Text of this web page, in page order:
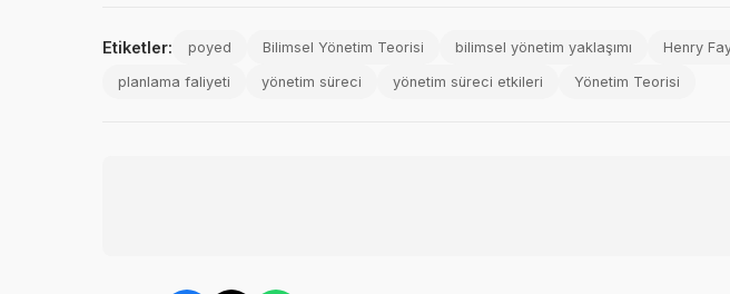
Etiketler: poyed Bilimsel Yönetim Teorisi bilimsel yönetim yaklaşımı Henry
planlama faliyeti yönetim süreci yönetim süreci etkileri Yönetim Teorisi